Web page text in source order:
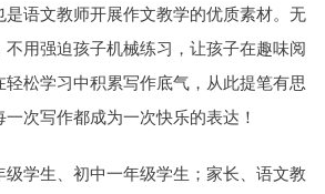
语文教师开展作文教学的优质素材。无
用强迫孩子机械练习，让孩子在趣味阅
松学习中积累写作底气，从此提笔有思
次写作都成为一次快乐的表达！
学生、初中一年级学生；家长、语文教